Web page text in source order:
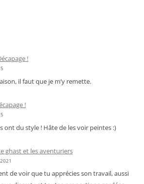
!
il faut que je m’y remette.
!
ont du style ! Hâte de les voir peintes :)
ghast et les aventuriers
de voir que tu apprécies son travail, aussi